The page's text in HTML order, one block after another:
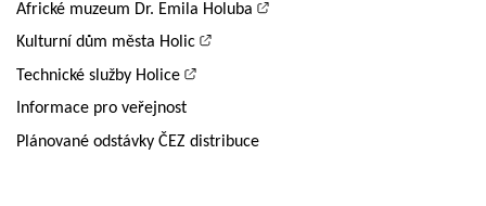
Africké muzeum Dr. Emila Holuba
Kulturní dům města Holic
Technické služby Holice
Informace pro veřejnost
Plánované odstávky ČEZ distribuce